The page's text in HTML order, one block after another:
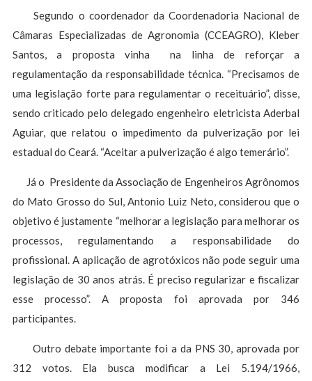
Segundo o coordenador da Coordenadoria Nacional de
Câmaras Especializadas de Agronomia (CCEAGRO), Kleber
Santos, a proposta vinha na linha de reforçar a
regulamentação da responsabilidade técnica. “Precisamos de
uma legislação forte para regulamentar o receituário”, disse,
sendo criticado pelo delegado engenheiro eletricista Aderbal
Aguiar, que relatou o impedimento da pulverização por lei
estadual do Ceará. “Aceitar a pulverização é algo temerário”.
Já o Presidente da Associação de Engenheiros Agrônomos
do Mato Grosso do Sul, Antonio Luiz Neto, considerou que o
objetivo é justamente “melhorar a legislação para melhorar os
processos, regulamentando a responsabilidade do
profissional. A aplicação de agrotóxicos não pode seguir uma
legislação de 30 anos atrás. É preciso regularizar e fiscalizar
esse processo”. A proposta foi aprovada por 346
participantes.
Outro debate importante foi a da PNS 30, aprovada por
312 votos. Ela busca modificar a Lei 5.194/1966,